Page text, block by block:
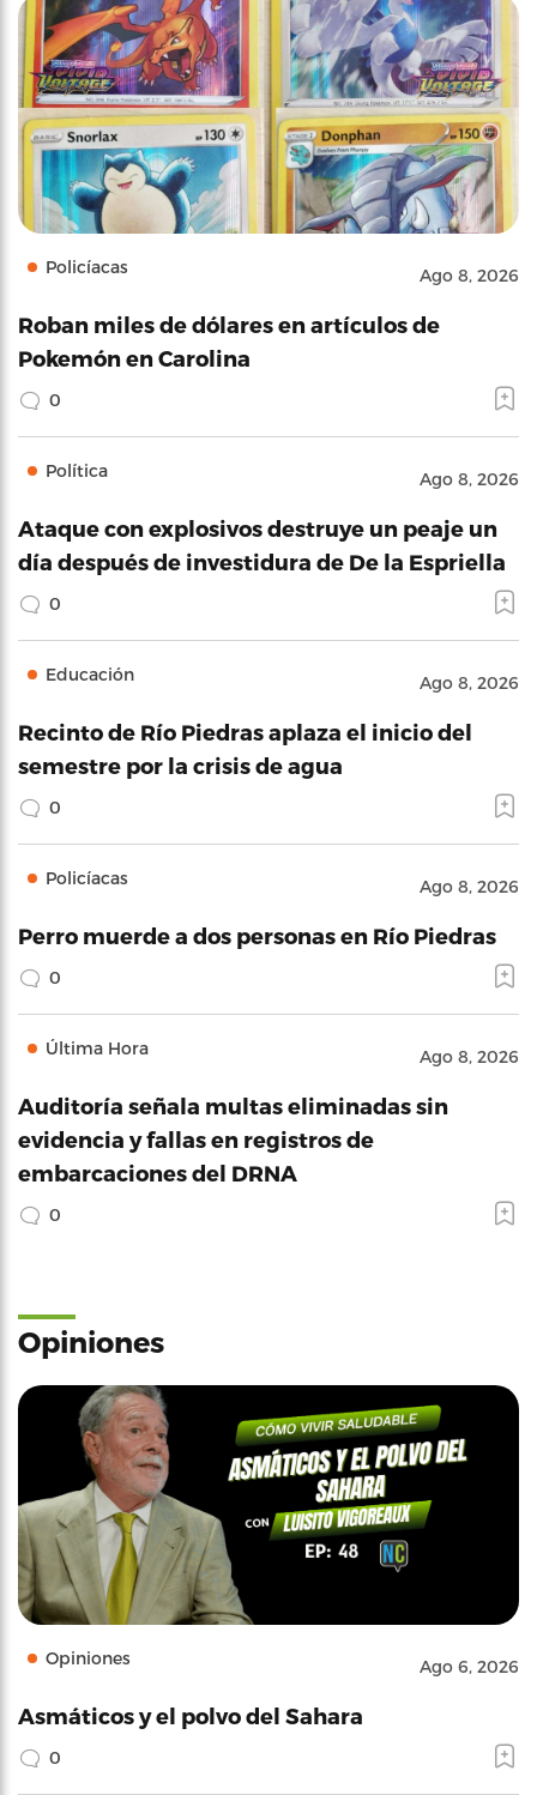
Policíacas Ago 8, 2026
Roban miles de dólares en artículos de
Pokemón en Carolina
0
Política Ago 8, 2026
Ataque con explosivos destruye un peaje un
día después de investidura de De la Espriella
0
Educación Ago 8, 2026
Recinto de Río Piedras aplaza el inicio del
semestre por la crisis de agua
0
Policíacas Ago 8, 2026
Perro muerde a dos personas en Río Piedras
0
Última Hora Ago 8, 2026
Auditoría señala multas eliminadas sin
evidencia y fallas en registros de
embarcaciones del DRNA
0
Opiniones
Opiniones Ago 6, 2026
Asmáticos y el polvo del Sahara
0